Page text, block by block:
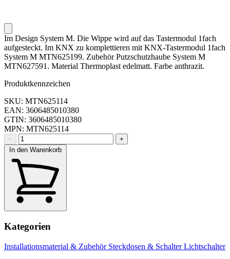
Im Design System M. Die Wippe wird auf das Tastermodul 1fach
aufgesteckt. Im KNX zu komplettieren mit KNX-Tastermodul 1fach
System M MTN625199. Zubehör Putzschutzhaube System M
MTN627591. Material Thermoplast edelmatt. Farbe anthrazit.
Produktkennzeichen
SKU: MTN625114
EAN: 3606485010380
GTIN: 3606485010380
MPN: MTN625114
−
+
In den Warenkorb
Kategorien
Installationsmaterial & Zubehör Steckdosen & SchalterLichtschalter